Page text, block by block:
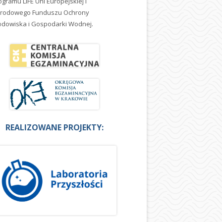
Funduszu Ochrony
i Gospodarki Wodnej.
REALIZOWANE PROJEKTY: